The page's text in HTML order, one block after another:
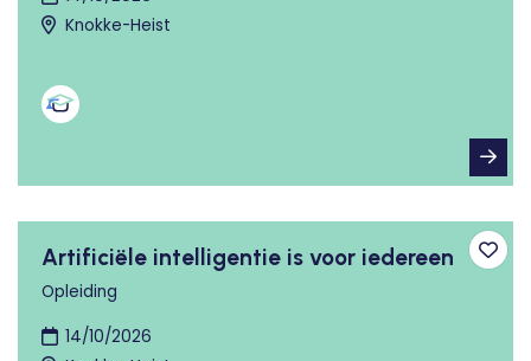
Knokke-Heist
Artificiële intelligentie is voor iedereen
Opleiding
14/10/2026